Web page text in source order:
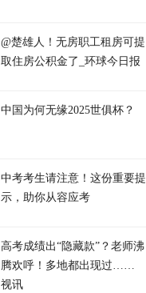
@楚雄人！无房职工租房可提
取住房公积金了_环球今日报
中国为何无缘2025世俱杯？
中考考生请注意！这份重要提
示，助你从容应考
高考成绩出“隐藏款”？老师沸
腾欢呼！多地都出现过……
视讯